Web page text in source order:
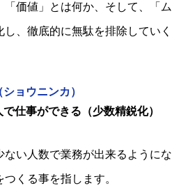
「価値」とは何か、そして、「ム
、徹底的に無駄を排除していく
ョウニンカ）
仕事ができる（少数精鋭化）
ない人数で業務が出来るようにな
くる事を指します。